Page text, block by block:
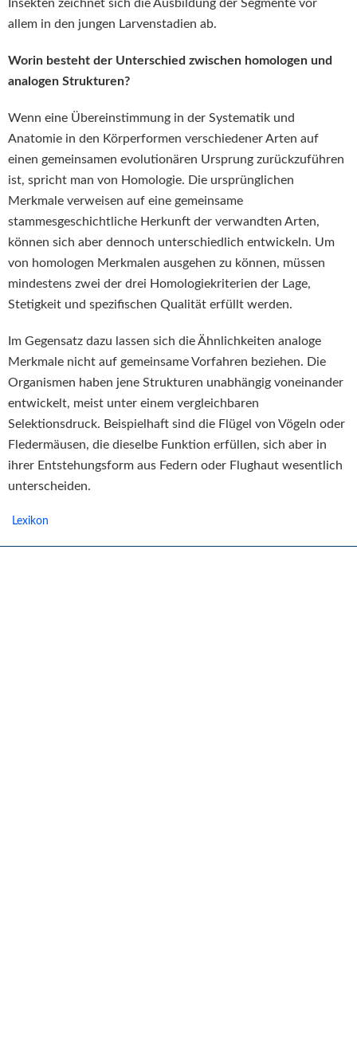
Insekten zeichnet sich die Ausbildung der Segmente vor
allem in den jungen Larvenstadien ab.
Worin besteht der Unterschied zwischen homologen und
analogen Strukturen?
Wenn eine Übereinstimmung in der Systematik und
Anatomie in den Körperformen verschiedener Arten auf
einen gemeinsamen evolutionären Ursprung zurückzuführen
ist, spricht man von Homologie. Die ursprünglichen
Merkmale verweisen auf eine gemeinsame
stammesgeschichtliche Herkunft der verwandten Arten,
können sich aber dennoch unterschiedlich entwickeln. Um
von homologen Merkmalen ausgehen zu können, müssen
mindestens zwei der drei Homologiekriterien der Lage,
Stetigkeit und spezifischen Qualität erfüllt werden.
Im Gegensatz dazu lassen sich die Ähnlichkeiten analoge
Merkmale nicht auf gemeinsame Vorfahren beziehen. Die
Organismen haben jene Strukturen unabhängig voneinander
entwickelt, meist unter einem vergleichbaren
Selektionsdruck. Beispielhaft sind die Flügel von Vögeln oder
Fledermäusen, die dieselbe Funktion erfüllen, sich aber in
ihrer Entstehungsform aus Federn oder Flughaut wesentlich
unterscheiden.
Lexikon